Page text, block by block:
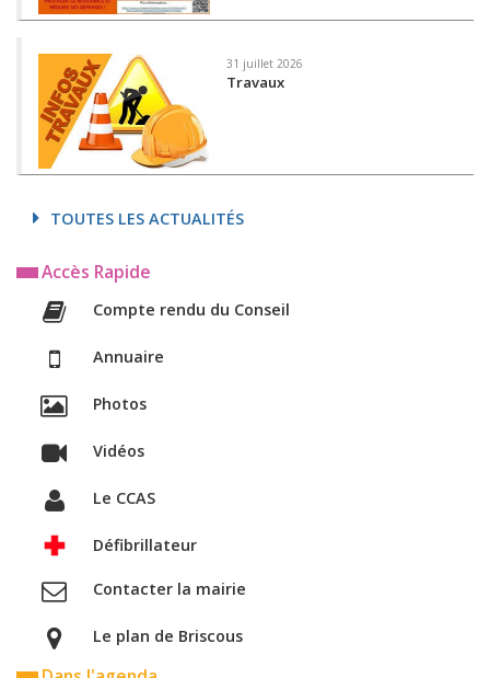
31 juillet 2026
Travaux
TOUTES LES ACTUALITÉS
Accès Rapide
Compte rendu du Conseil
Annuaire
Photos
Vidéos
Le CCAS
Défibrillateur
Contacter la mairie
Le plan de Briscous